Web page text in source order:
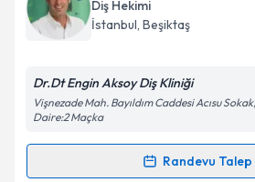
Diş Hekimi
İstanbul, Beşiktaş
Dr.Dt Engin Aksoy Diş Kliniği
Vişnezade Mah. Bayıldım Caddesi Acısu
Daire:2 Maçka
Randevu Talep
Randevu Takvimi Talebi